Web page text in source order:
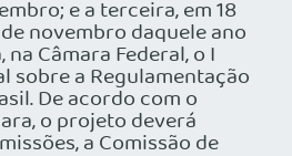
e a terceira, em 18
novembro daquele ano
Câmara Federal, o I
sobre a Regulamentação
De acordo com o
o projeto deverá
a Comissão de